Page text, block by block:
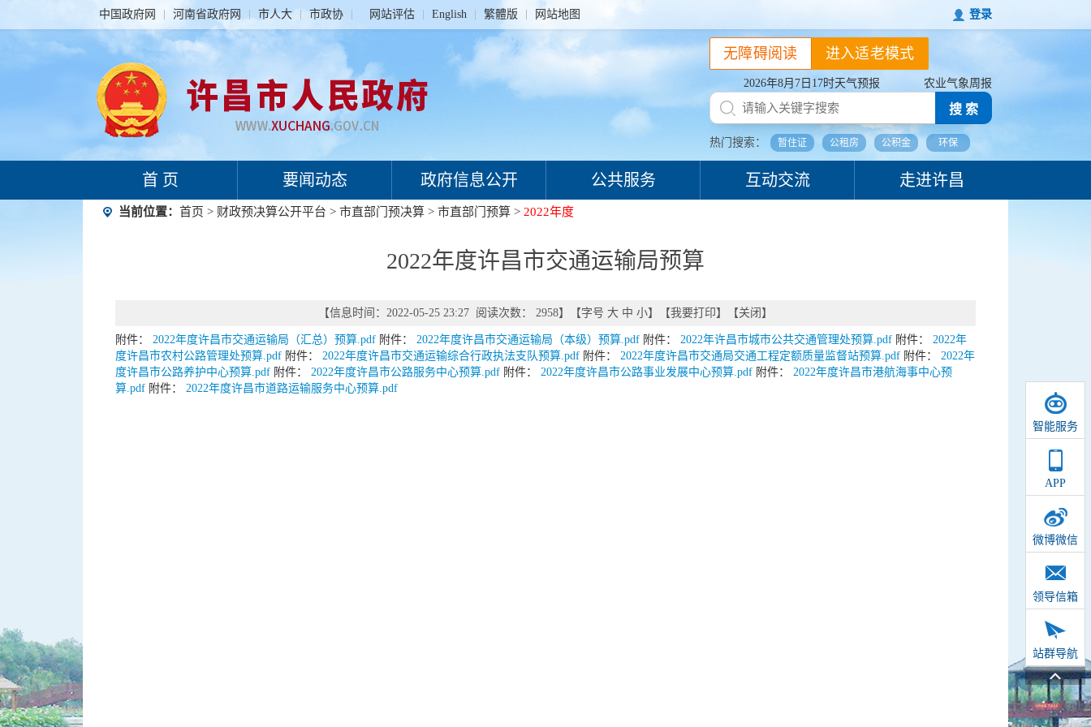
中国政府网 河南省政府网 市人大 市政协 网站评估 English 繁體版 网站地图 登录
2026年8月7日17时天气预报 农业气象周报
搜 索
热门搜索： 暂住证 公租房 公积金 环保
进入适老模式
无障碍阅读
首 页 要闻动态 政府信息公开 公共服务 互动交流 走进许昌
智能服务
APP
微博微信
领导信箱
站群导航
当前位置： 首页 > 财政预决算公开平台 > 市直部门预决算 > 市直部门预算 > 2022年度
2022年度许昌市交通运输局预算
【信息时间：2022-05-25 23:27 阅读次数： 2958】【字号 大 中 小】【我要打印】【关闭 】
附件： 2022年度许昌市交通运输局（汇总）预算.pdf 附件： 2022年度许昌市交通运输局（本级）预算.pdf 附件： 2022年许昌市城市公共交通管理处预算.pdf 附件： 2022年
度许昌市农村公路管理处预算.pdf 附件： 2022年度许昌市交通运输综合行政执法支队预算.pdf 附件： 2022年度许昌市交通局交通工程定额质量监督站预算.pdf 附件： 2022年
度许昌市公路养护中心预算.pdf 附件： 2022年度许昌市公路服务中心预算.pdf 附件： 2022年度许昌市公路事业发展中心预算.pdf 附件： 2022年度许昌市港航海事中心预
算.pdf 附件： 2022年度许昌市道路运输服务中心预算.pdf